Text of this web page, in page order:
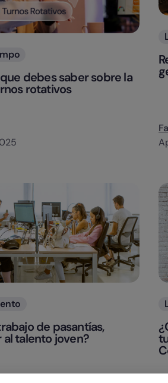
que debes saber sobre la
rotativos
de pasantías,
talento joven?